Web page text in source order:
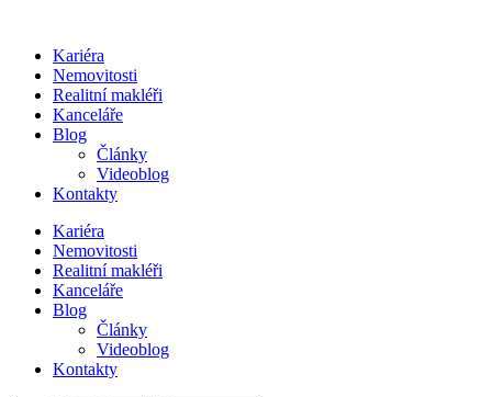
obsahuKariéra
Nemovitosti
Realitní makléři
Kanceláře
Blog
Články
Videoblog
Kontakty
Kariéra
Nemovitosti
Realitní makléři
Kanceláře
Blog
Články
Videoblog
Kontakty